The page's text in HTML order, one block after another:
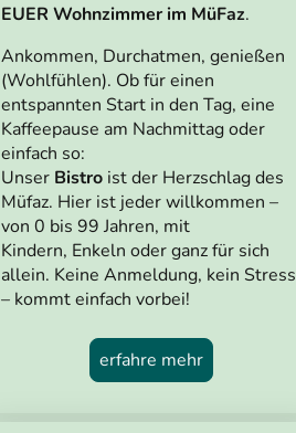
EUER Wohnzimmer im MüFaz.
Ankommen, Durchatmen, genießen
(Wohlfühlen). Ob für einen
entspannten Start in den Tag, eine
Kaffeepause am Nachmittag oder
einfach so:
Unser Bistro ist der Herzschlag des
Müfaz. Hier ist jeder willkommen –
von 0 bis 99 Jahren, mit
Kindern, Enkeln oder ganz für sich
allein. Keine Anmeldung, kein Stress
– kommt einfach vorbei!
erfahre mehr